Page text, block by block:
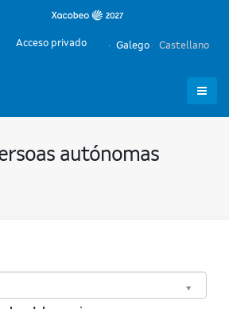
Galego Castellano
Acceso privado
autónomas